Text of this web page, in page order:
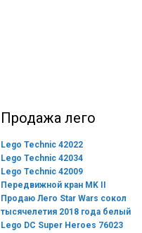
Продажа лего
Lego Technic 42022
Lego Technic 42034
Lego Technic 42009
Передвижной кран MK II
Продаю Лего Star Wars сокол
тысячелетия 2018 года белый
Lego DC Super Heroes 76023